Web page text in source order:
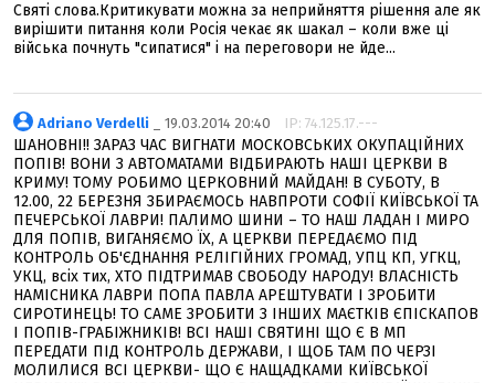
Святі слова.Критикувати можна за неприйняття рішення але як
вирішити питання коли Росія чекає як шакал – коли вже ці
війська почнуть "сипатися" і на переговори не йде...
Adriano Verdelli _ 19.03.2014 20:40 IP: 74.125.17.---
ШАНОВНІ!! ЗАРАЗ ЧАС ВИГНАТИ МОСКОВСЬКИХ ОКУПАЦІЙНИХ
ПОПІВ! ВОНИ З АВТОМАТАМИ ВІДБИРАЮТЬ НАШІ ЦЕРКВИ В
КРИМУ! ТОМУ РОБИМО ЦЕРКОВНИЙ МАЙДАН! В СУБОТУ, В
12.00, 22 БЕРЕЗНЯ ЗБИРАЄМОСЬ НАВПРОТИ СОФІЇ КИЇВСЬКОЇ ТА
ПЕЧЕРСЬКОЇ ЛАВРИ! ПАЛИМО ШИНИ – ТО НАШ ЛАДАН І МИРО
ДЛЯ ПОПІВ, ВИГАНЯЄМО ЇХ, А ЦЕРКВИ ПЕРЕДАЄМО ПІД
КОНТРОЛЬ ОБ'ЄДНАННЯ РЕЛІГІЙНИХ ГРОМАД, УПЦ КП, УГКЦ,
УКЦ, всіх тих, ХТО ПІДТРИМАВ СВОБОДУ НАРОДУ! ВЛАСНІСТЬ
НАМІСНИКА ЛАВРИ ПОПА ПАВЛА АРЕШТУВАТИ І ЗРОБИТИ
СИРОТИНЕЦЬ! ТО САМЕ ЗРОБИТИ З ІНШИХ МАЄТКІВ ЄПІСКАПОВ
І ПОПІВ-ГРАБІЖНИКІВ! ВСІ НАШІ СВЯТИНІ ЩО Є В МП
ПЕРЕДАТИ ПІД КОНТРОЛЬ ДЕРЖАВИ, І ЩОБ ТАМ ПО ЧЕРЗІ
МОЛИЛИСЯ ВСІ ЦЕРКВИ- ЩО Є НАЩАДКАМИ КИЇВСЬКОЇ